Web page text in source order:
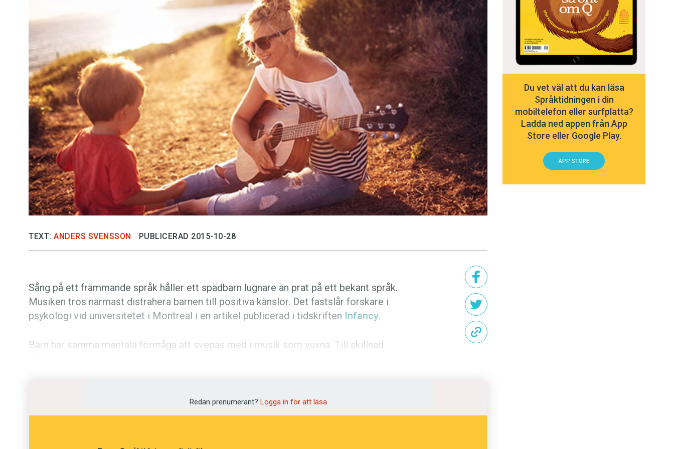
Podden
Anmäl till språkpolisen
Föreslå nyord
Annonsera
Prenumerera
Läs Språktidningen digitalt
Press
TEXT: ANDERS SVENSSON PUBLICERAD 2015-10-28
Sång på ett främmande språk håller ett spädbarn lugnare än prat på ett bekant språk.
Musiken tros närmast distrahera barnen till positiva känslor. Det fastslår forskare i
psykologi vid universitetet i Montreal i en artikel publicerad i tidskriften Infancy.
Barn har samma mentala förmåga att svepas med i musik som vuxna. Till skillnad
I testet deltog 30 barn i åldern sex till nio månader. De fick lyssna till barnanpassat
språk, vuxenprat och sång. I den första omgången användes enbart turkiska, ett
Redan prenumerant? Logga in för att läsa
Du vet väl att du kan läsa
Språktidningen i din
mobiltelefon eller surfplatta?
Ladda ned appen från App
Store eller Google Play.
APP STORE